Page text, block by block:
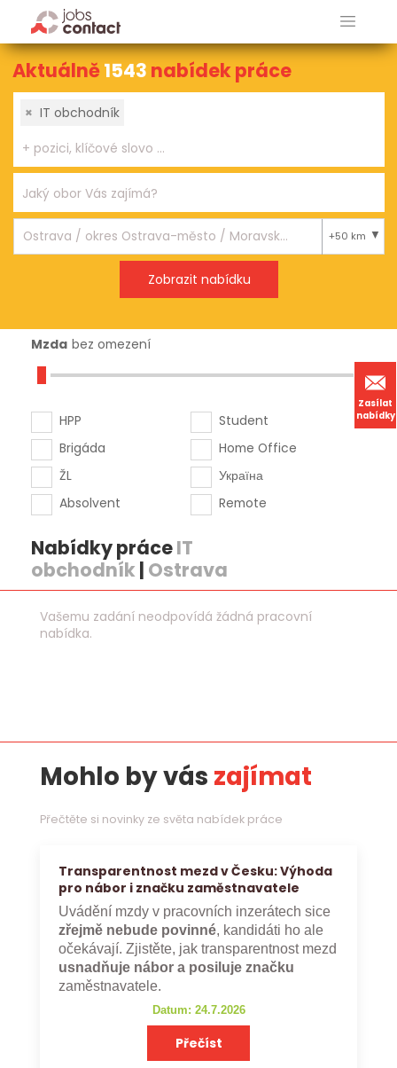
Zasílat
nabídky
Aktuálně1543 nabídek práce
× IT obchodník
+50 km
Mzda bez omezení
HPP
Brigáda
ŽL
Absolvent
Student
Home Office
Україна
Remote
Nabídky práceIT
obchodník | Ostrava
Vašemu zadání neodpovídá žádná pracovní
nabídka.
Mohlo by vás zajímat
Přečtěte si novinky ze světa nabídek práce
Transparentnost mezd v Česku: Výhoda
pro nábor i značku zaměstnavatele
Uvádění mzdy v pracovních inzerátech sice
zřejmě nebude povinné, kandidáti ho ale
očekávají. Zjistěte, jak transparentnost mezd
usnadňuje nábor a posiluje značku
zaměstnavatele.
Datum: 24.7.2026
Přečíst